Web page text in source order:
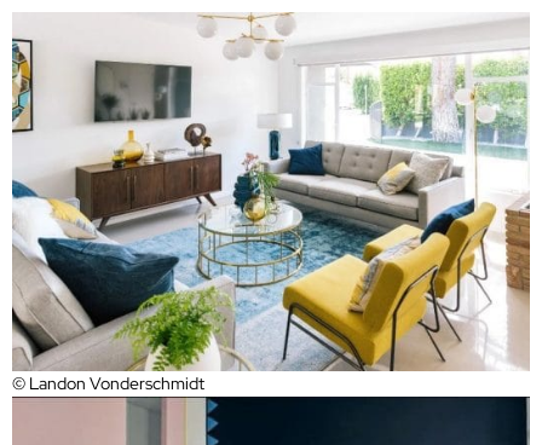
© Landon Vonderschmidt